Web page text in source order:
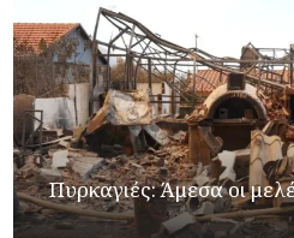
Πυρκαγιές: Άμεσα οι